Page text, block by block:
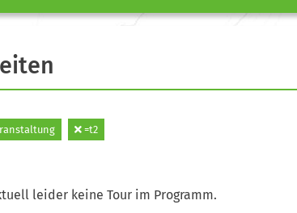
=t2
leider keine Tour im Programm.